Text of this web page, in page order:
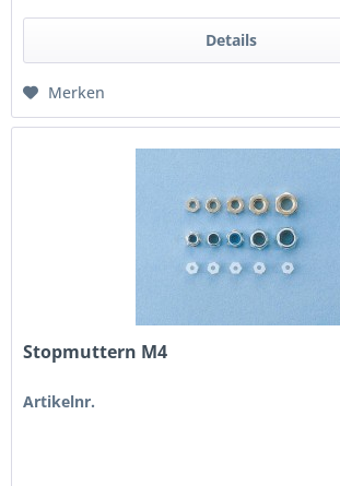
Details
Merken
Stopmuttern M4
Artikelnr.